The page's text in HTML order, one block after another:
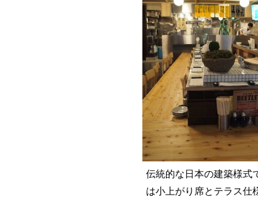
伝統的な日本の建築様式
は小上がり席とテラス仕